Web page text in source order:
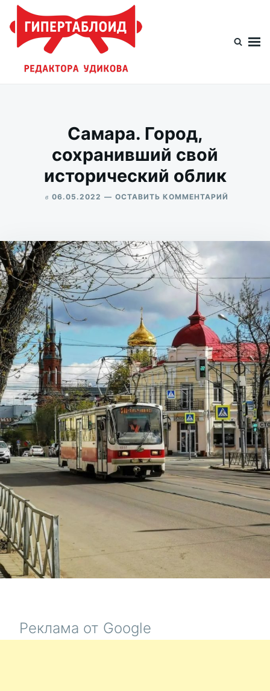
Перейти
содержимому
Искать:
Самара. Город,
сохранивший свой
исторический облик
в 06.05.2022 ОСТАВИТЬ КОММЕНТАРИЙ
СВОЙ
Реклама от Google